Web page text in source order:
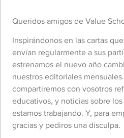
Queridos amigos de Value
Inspirándonos en las cartas
envían regularmente a sus
estrenamos el nuevo año
nuestros editoriales
compartiremos con vosotros
educativos, y noticias sobre
estamos trabajando. Y, para
gracias y pediros una disculpa.